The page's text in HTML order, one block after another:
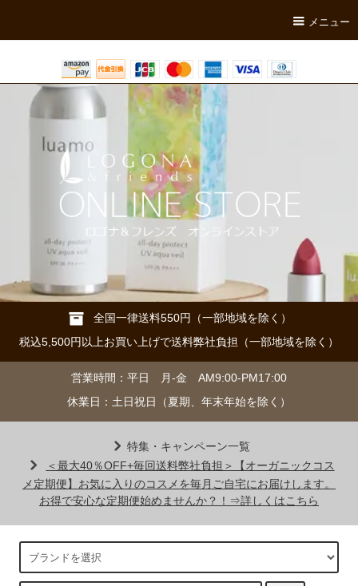
メニュー
全国一律送料550円（一部地域を除く）
税込5,500円以上お買い上げで送料弊社負担（一部地域を除く）
営業時間：平日 月-金 AM9:00-PM17:00
休業日：土日祝日（夏期、年末年始を除く）
特集・キャンペーン一覧
＜最大40％OFF+毎回送料弊社負担＞【オーガニックコス
メ定期便】お気に入りのコスメを毎月ご自宅にお届けします。
お得で安心な定期便始めませんか？！⇒詳しくはこちら